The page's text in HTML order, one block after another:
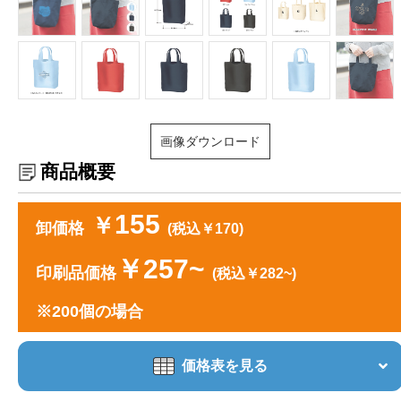
画像ダウンロード
商品概要
卸価格 ￥155 (税込￥170)
印刷品価格￥257~ (税込￥282~)
※200個の場合
価格表を見る